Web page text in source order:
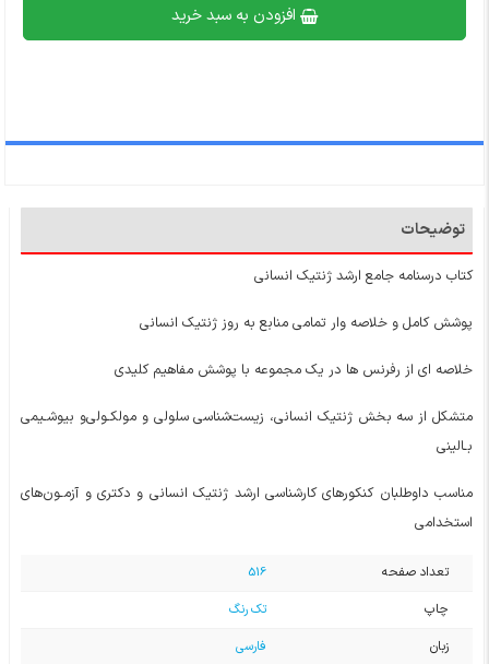
افزودن به سبد خرید
توضیحات
کتاب درسنامه جامع ارشد ژنتیک انسانی
پوشش کامل و خلاصه وار تمامی منابع به روز ژنتیک انسانی
خلاصه ای از رفرنس ها در یک مجموعه با پوشش مفاهیم کلیدی
ﻣﺘﺸﮑﻞ از ﺳﻪ ﺑﺨﺶ ژﻧﺘﯿﮏ اﻧﺴﺎﻧﯽ، زﯾﺴﺖﺷﻨﺎﺳﯽ ﺳﻠﻮﻟﯽ و ﻣﻮﻟﮑـﻮﻟﯽو ﺑﯿﻮﺷـﯿﻤﯽ
ﺑـﺎﻟﯿﻨﯽ
مناسب داوﻃﻠﺒﺎن ﮐﻨﮑﻮرﻫﺎی ﮐﺎرﺷﻨﺎﺳﯽ ارﺷﺪ ژﻧﺘﯿﮏ اﻧﺴﺎﻧﯽ و دﮐﺘﺮی و آزﻣـﻮنﻫﺎی
اﺳﺘﺨﺪاﻣﯽ
تعداد صفحه
516
چاپ
تک رنگ
زبان
فارسی